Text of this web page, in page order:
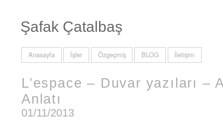
Şafak Çatalbaş
Anasayfa İşler Özgeçmiş BLOG İletişim
L’espace – Duvar yazıları –
Anlatı
01/11/2013